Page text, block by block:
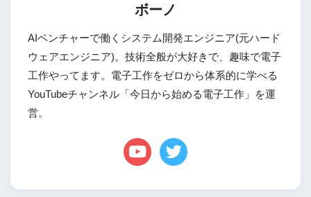
ボーノ
AIベンチャーで働くシステム開発エンジニア(元ハード
ウェアエンジニア)。技術全般が大好きで、趣味で電子
工作やってます。電子工作をゼロから体系的に学べる
YouTubeチャンネル「今日から始める電子工作」を運
営。